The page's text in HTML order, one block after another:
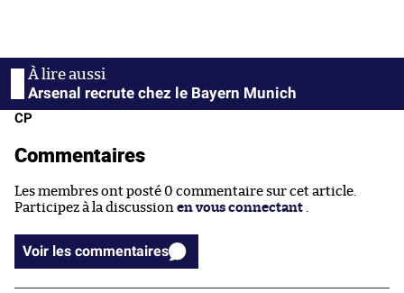
Arsenal recrute chez le Bayern Munich
CP
Commentaires
Les membres ont posté 0 commentaire sur cet article.
Participez à la discussion en vous connectant
Voir les commentaires